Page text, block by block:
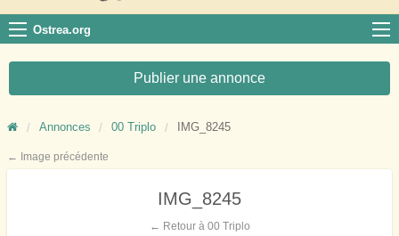
Le site des professionnels de la conchyliculture
Ostrea.org
Publier une annonce
Annonces 00 Triplo IMG_8245
← Image précédente
IMG_8245
← Retour à 00 Triplo